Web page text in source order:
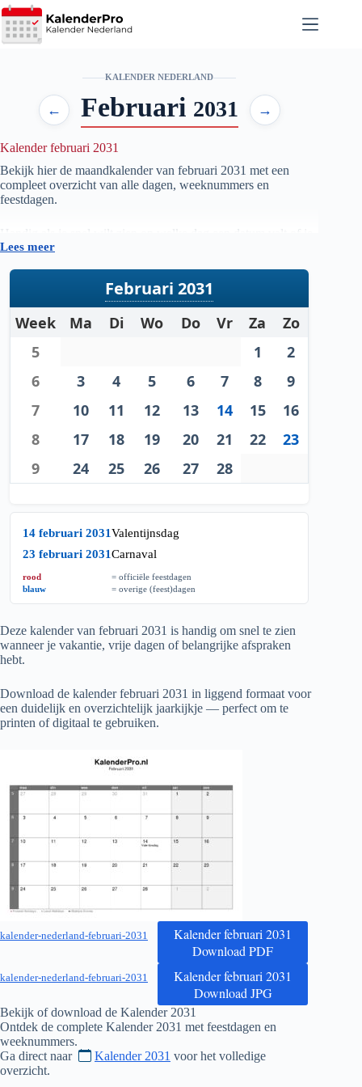
Ga
naar
de
KALENDER NEDERLAND
← Februari 2031 →
Kalender februari 2031
Bekijk hier de maandkalender van februari 2031 met een
compleet overzicht van alle dagen, weeknummers en
feestdagen.
Handig als je snel wilt zien op welke dag een datum valt of je
je planning voor de maand februari
Lees meer
Februari 2031
Week Ma Di Wo Do Vr Za
Zo
5
1
2
6
3 4 5 6 7 8
9
7
10 11 12 13 14 15
16
8
17 18 19 20 21 22
23
9
24 25 26 27 28
14 februari 2031Valentijnsdag
23 februari 2031Carnaval
rood
= officiële feestdagen
blauw
= overige (feest)dagen
Deze kalender van februari 2031 is handig om snel te zien
wanneer je vakantie, vrije dagen of belangrijke afspraken
hebt.
Download de kalender februari 2031 in liggend formaat voor
een duidelijk en overzichtelijk jaarkijkje — perfect om te
printen of digitaal te gebruiken.
kalender-nederland-februari-2031
Kalender februari 2031
Download PDF
kalender-nederland-februari-2031
Kalender februari 2031
Download JPG
Bekijk of download de Kalender 2031
Ontdek de complete Kalender 2031 met feestdagen en
weeknummers.
Ga direct naar
Kalender 2031 voor het volledige
overzicht.